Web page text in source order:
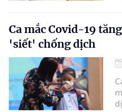
Ca mắc Covid-19
'siết' chống dịch